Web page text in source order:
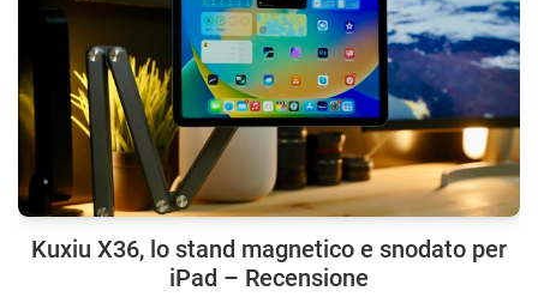
Kuxiu X36, lo stand magnetico e snodato per
iPad – Recensione